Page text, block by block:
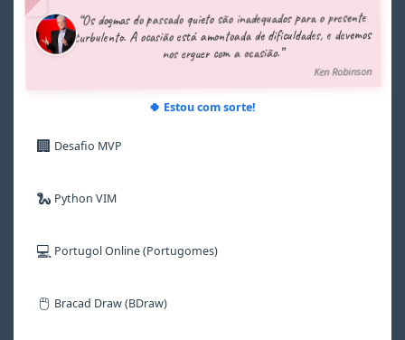
6
7
8
6
7
8
6
7
8
6
7
8
6
7
8
6
7
8
“Os dogmas do passado quieto são inadequados para o presente
turbulento. A ocasião está amontoada de dificuldades, e devemos
nos erguer com a ocasião.”
Ken Robinson
🍀 Estou com sorte!
🏢 Desafio MVP
🐍 Python VIM
💻 Portugol Online (Portugomes)
🖱️ Bracad Draw (BDraw)